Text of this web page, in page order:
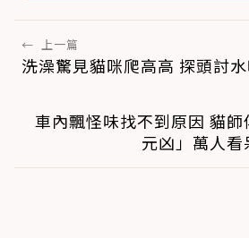
← 上一篇
洗澡驚見貓咪爬高高 探頭討水
車內飄怪味找不到原因 貓
元凶」萬人